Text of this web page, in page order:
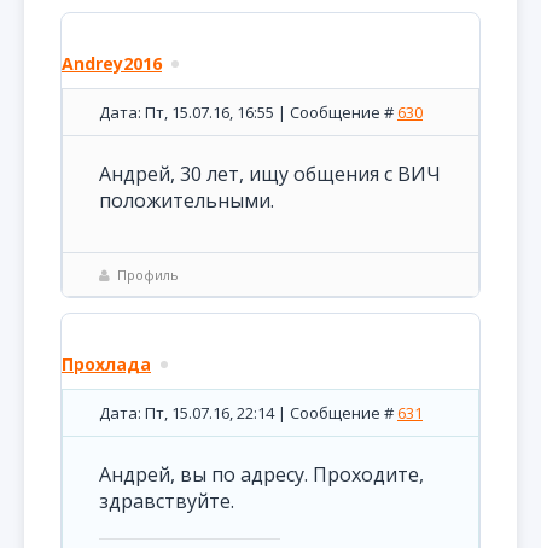
Andrey2016
Дата: Пт, 15.07.16, 16:55 | Сообщение #630
Андрей, 30 лет, ищу общения с ВИЧ
положительными.
Профиль
Прохлада
Дата: Пт, 15.07.16, 22:14 | Сообщение #631
Андрей, вы по адресу. Проходите,
здравствуйте.